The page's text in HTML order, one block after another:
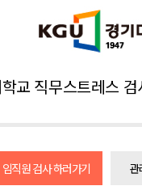
교 직무스트레스
임직원 검사 하러가기 관